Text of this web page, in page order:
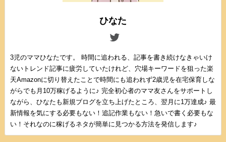
ひなた
3児のママひなたです。 時間に追われる、記事を書き続けなきゃいけ
ないトレンド記事に疲労していたけれど、穴場キーワードを狙った楽
天Amazonに切り替えたことで時間にも追われず2歳児を在宅保育しな
がらでも月10万稼げるように♪ 完全初心者のママ友さんをサポートし
ながら、ひなたも新規ブログを立ち上げたところ、翌月に1万達成♪ 最
新情報を気にする必要もない！追記作業もない！急いで書く必要もな
い！それなのに稼げるネタが簡単に見つかる方法を発信します♪